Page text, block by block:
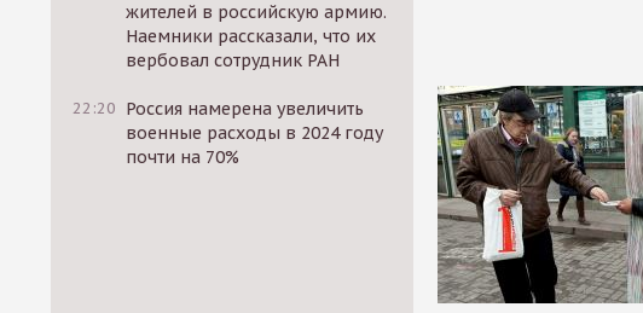
жителей в российскую армию.
Наемники рассказали, что их
вербовал сотрудник РАН
22:20 Россия намерена увеличить
военные расходы в 2024 году
почти на 70%